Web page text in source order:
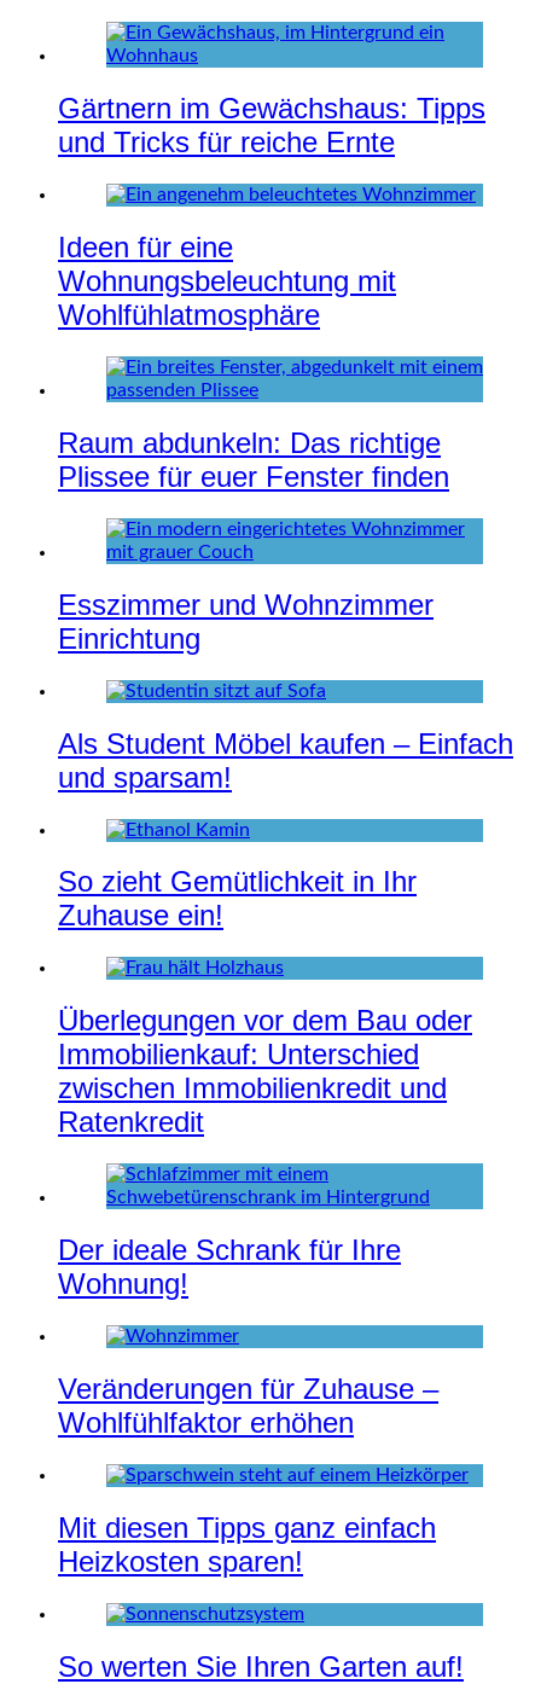
Gärtnern im Gewächshaus: Tipps
und Tricks für reiche Ernte
Ideen für eine
Wohnungsbeleuchtung mit
Wohlfühlatmosphäre
Raum abdunkeln: Das richtige
Plissee für euer Fenster finden
Esszimmer und Wohnzimmer
Einrichtung
Als Student Möbel kaufen – Einfach
und sparsam!
So zieht Gemütlichkeit in Ihr
Zuhause ein!
Überlegungen vor dem Bau oder
Immobilienkauf: Unterschied
zwischen Immobilienkredit und
Ratenkredit
Der ideale Schrank für Ihre
Wohnung!
Veränderungen für Zuhause –
Wohlfühlfaktor erhöhen
Mit diesen Tipps ganz einfach
Heizkosten sparen!
So werten Sie Ihren Garten auf!